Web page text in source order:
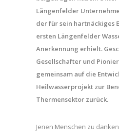
Längenfelder
der für sein hartnäckiges
ersten Längenfelder
Anerkennung erhielt.
Gesellschafter und
gemeinsam auf die
Heilwasserprojekt zur
Thermensektor zurück.
Jenen Menschen zu